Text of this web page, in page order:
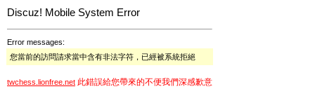
Discuz! Mobile System Error
Error messages:
您當前的訪問請求當中含有非法字符，已經被系統拒絕
twchess.lionfree.net 此錯誤給您帶來的不便我們深感歉意